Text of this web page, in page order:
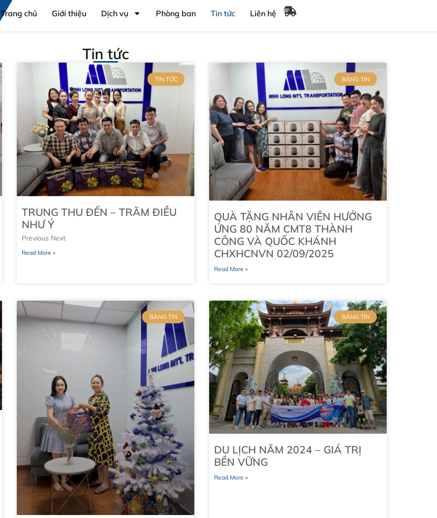
Trang chủ Giới thiệu Dịch vụ Phòng ban Tin tức Liên hệ
Tin tức
TIN TỨC
TRUNG THU ĐẾN – TRĂM ĐIỀU
NHƯ Ý
Previous Next
Read More »
BẢNG TIN
QUÀ TẶNG NHÂN VIÊN HƯỞNG
ỨNG 80 NĂM CMT8 THÀNH
CÔNG VÀ QUỐC KHÁNH
CHXHCNVN 02/09/2025
Read More »
BẢNG TIN BẢNG TIN
DU LỊCH NĂM 2024 – GIÁ TRỊ
BỀN VỮNG
Read More »